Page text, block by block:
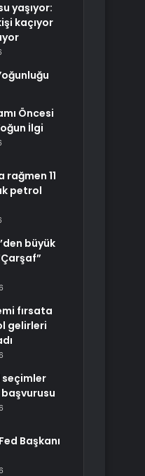
yaşıyor:
kaçıyor
Öncesi
İlgi
11
petrol
büyük
fırsata
gelirleri
seçimler
Başkanı